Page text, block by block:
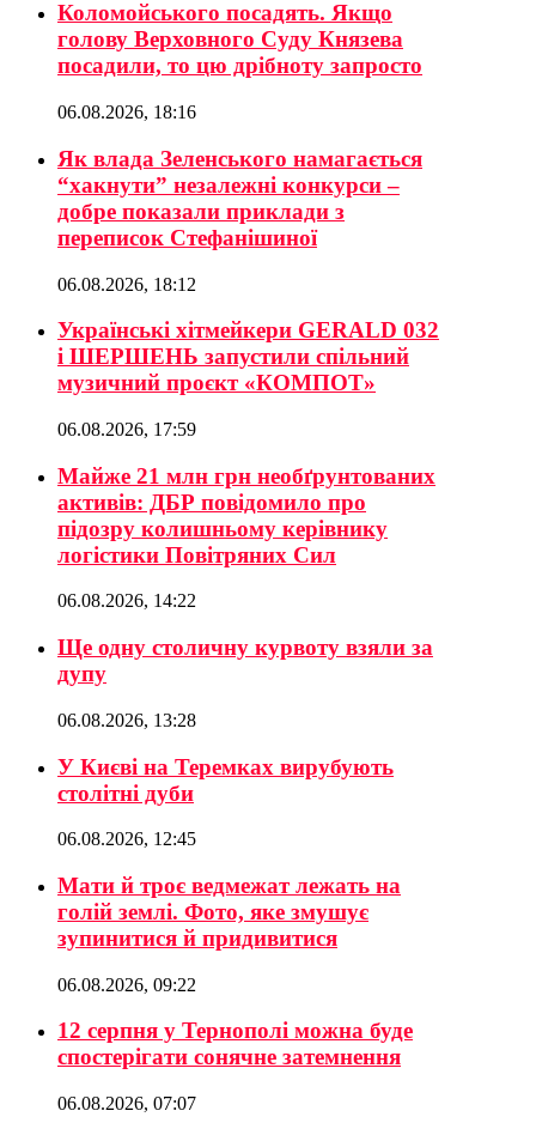
Коломойського посадять. Якщо
голову Верховного Суду Князева
посадили, то цю дрібноту запросто
06.08.2026, 18:16
Як влада Зеленського намагається
“хакнути” незалежні конкурси –
добре показали приклади з
переписок Стефанішиної
06.08.2026, 18:12
Українські хітмейкери GERALD 032
і ШЕРШЕНЬ запустили спільний
музичний проєкт «КОМПОТ»
06.08.2026, 17:59
Майже 21 млн грн необґрунтованих
активів: ДБР повідомило про
підозру колишньому керівнику
логістики Повітряних Сил
06.08.2026, 14:22
Ще одну столичну курвоту взяли за
дупу
06.08.2026, 13:28
У Києві на Теремках вирубують
столітні дуби
06.08.2026, 12:45
Мати й троє ведмежат лежать на
голій землі. Фото, яке змушує
зупинитися й придивитися
06.08.2026, 09:22
12 серпня у Тернополі можна буде
спостерігати сонячне затемнення
06.08.2026, 07:07